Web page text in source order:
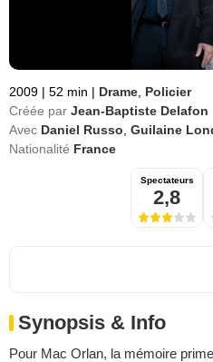
2009 | 52 min | Drame Policier
Créée par Jean-Baptiste Delafon
Avec Daniel Russo Guilaine
Nationalité France
Spectateurs
2,8
Synopsis & Info
Pour Mac Orlan, la mémoire